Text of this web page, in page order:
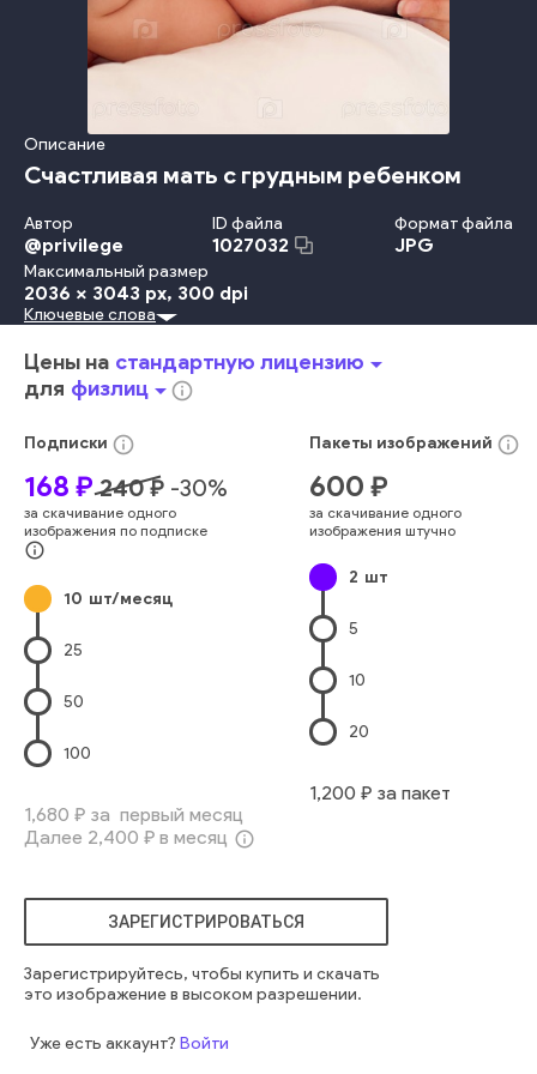
Описание
Счастливая мать с грудным ребенком
Автор
@privilege
ID файла
1027032
Формат файла
JPG
Максимальный размер
2036 x 3043 px, 300 dpi
Белый Фон Красота
Улыбаться
Смотреть Образ Жизни Девочки
Семья
Родитель
Радость
Близость Мужской Пол
Мальчики
Студийная Фотография
Один Человек Лицо Человека
Смотреть В Объектив
Выражение Лица
Европейского Происхождения
Положительная Эмоция
смотрящий
рука
метафора вместе
изолированный
держащий
изоляция
любовь
семья
европейский
младенец
мать дитя
вдвоем
молодость
мать и дитя прижиматься маленький ребенок
Ключевые слова
Цены на стандартную лицензиюarrow_drop_down
для физлицarrow_drop_downinfo_outline
Подписки info_outline
168 ₽ 240₽ -30%
за скачивание одного
изображения по подписке
info_outline
10 шт/месяц
25
50
100
1,680 ₽ за первый месяц
Далее 2,400 ₽ в месяц info_outline
Пакеты изображений info_outline
600 ₽
за скачивание одного
изображения штучно
2 шт
5
10
20
1,200 ₽ за пакет
ЗАРЕГИСТРИРОВАТЬСЯ
Зарегистрируйтесь, чтобы купить и скачать
это изображение в высоком разрешении.
Уже есть аккаунт? Войти